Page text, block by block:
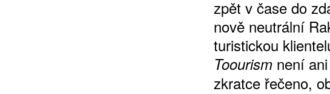
zpět v čase do
nově neutrální
turistickou
Toourism není
zkratce řečeno,